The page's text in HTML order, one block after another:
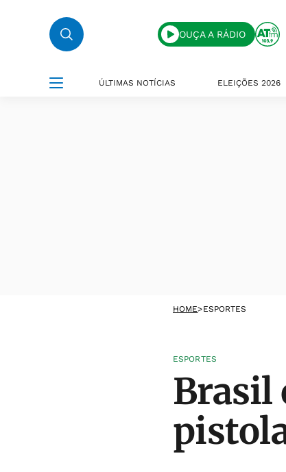
OUÇA A RÁDIO
ÚLTIMAS NOTÍCIAS ELEIÇÕES 2026
HOME>ESPORTES
ESPORTES
Brasil